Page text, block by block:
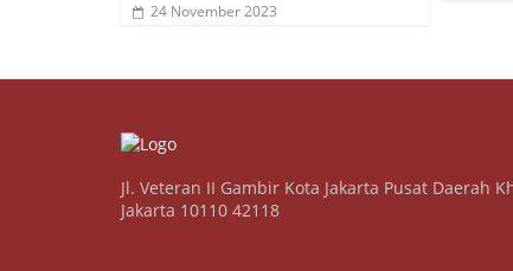
24 November 2023
Jl. Veteran II Gambir Kota Jakarta Pusat Daerah
Jakarta 10110 42118